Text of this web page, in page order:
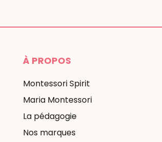
À PROPOS
Montessori Spirit
Maria Montessori
La pédagogie
Nos marques